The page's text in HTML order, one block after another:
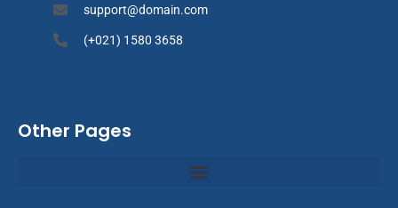
support@domain.com
(+021) 1580 3658
Other Pages